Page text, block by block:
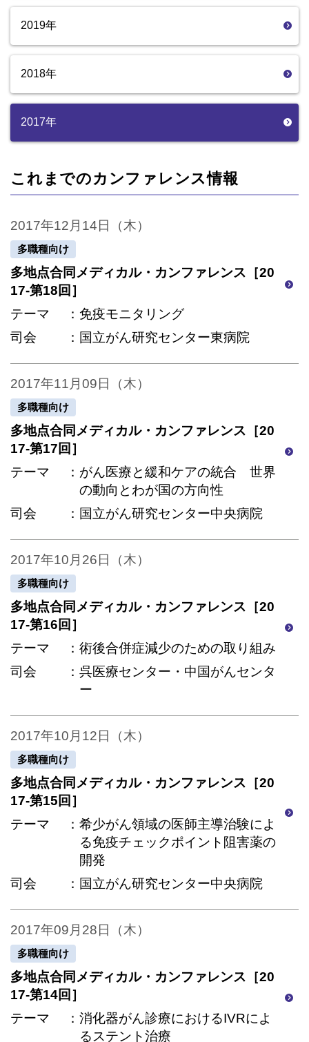
2019年
2018年
2017年
これまでのカンファレンス情報
2017年12月14日（木）
多職種向け
多地点合同メディカル・カンファレンス［20
17-第18回］
テーマ
免疫モニタリング
司会
国立がん研究センター東病院
2017年11月09日（木）
多職種向け
多地点合同メディカル・カンファレンス［20
17-第17回］
テーマ
がん医療と緩和ケアの統合 世界
の動向とわが国の方向性
司会
国立がん研究センター中央病院
2017年10月26日（木）
多職種向け
多地点合同メディカル・カンファレンス［20
17-第16回］
テーマ
術後合併症減少のための取り組み
司会
呉医療センター・中国がんセンタ
ー
2017年10月12日（木）
多職種向け
多地点合同メディカル・カンファレンス［20
17-第15回］
テーマ
希少がん領域の医師主導治験によ
る免疫チェックポイント阻害薬の
開発
司会
国立がん研究センター中央病院
2017年09月28日（木）
多職種向け
多地点合同メディカル・カンファレンス［20
17-第14回］
テーマ
消化器がん診療におけるIVRによ
るステント治療